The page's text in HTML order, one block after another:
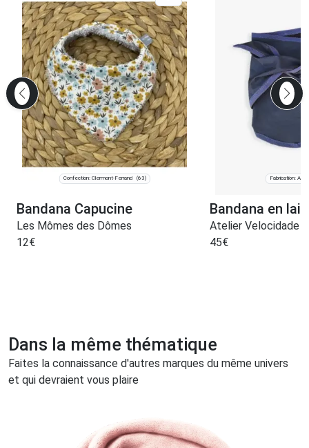
Confection: Clermont-Ferrand (63)
Bandana Capucine
Les Mômes des Dômes
12€
Fabrication:
Bandana en
Atelier Velocidade
45€
Dans la même thématique
Faites la connaissance d'autres marques du même univers
et qui devraient vous plaire